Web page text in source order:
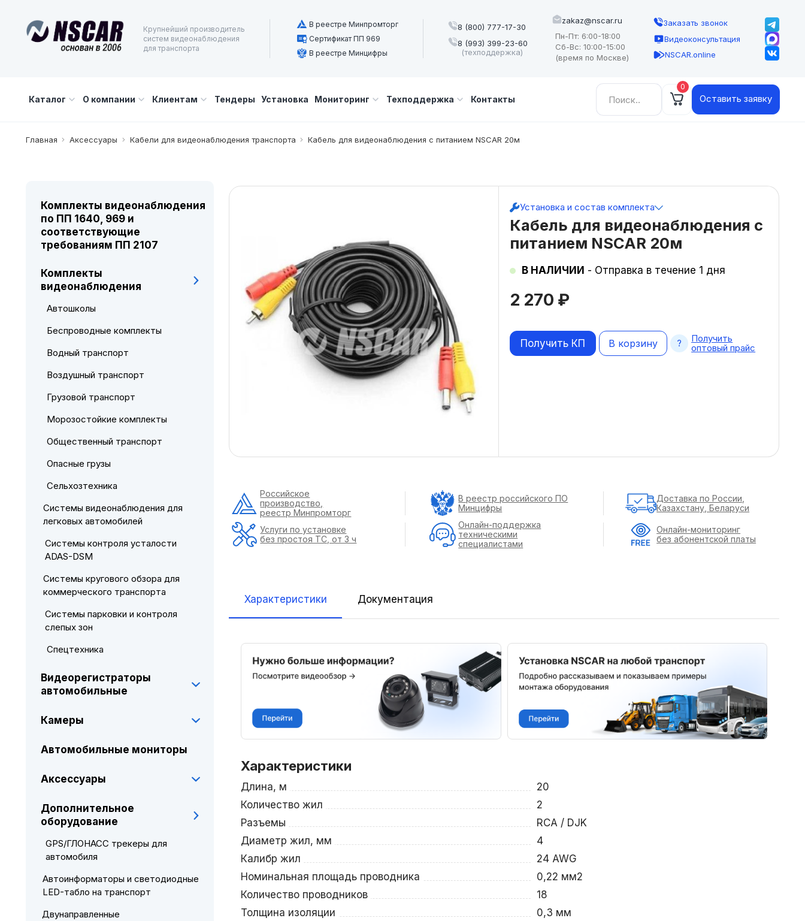
Крупнейший производитель
систем видеонаблюдения
для транспорта
В реестре Минпромторг
Сертификат ПП 969
В реестре Минцифры
8 (800) 777-17-30
8 (993) 399-23-60
(техподдержка)
zakaz@nscar.ru
Пн-Пт: 6:00-18:00
Сб-Вс: 10:00-15:00
(время по Москве)
Заказать звонок
Видеоконсультация
NSCAR.online
Каталог О компании Клиентам Тендеры Установка Мониторинг Техподдержка Контакты
Найти: 0
Оставить заявку
Главная Аксессуары Кабели для видеонаблюдения транспорта Кабель для видеонаблюдения с питанием NSCAR 20м
Кабель для видеонаблюдения с
питанием NSCAR 20м
2 270 ₽
В НАЛИЧИИ - Отправка в течение 1 дня
Установка и состав комплекта
В корзину
Получить КП
Получить
оптовый прайс
Характеристики Документация
Характеристики
Длина, м
20
Количество жил
2
Разъемы
RCA / DJK
Диаметр жил, мм
4
Калибр жил
24 AWG
Номинальная площадь проводника
0,22 мм2
Количество проводников
18
Толщина изоляции
0,3 мм
Российское
производство,
реестр Минпромторг
В реестр российского ПО
Минцифры
Доставка по России,
Казахстану, Беларуси
Услуги по установке
без простоя ТС, от 3 ч
Онлайн-поддержка
техническими
специалистами
Онлайн-мониторинг
без абонентской платы
Комплекты видеонаблюдения
по ПП 1640, 969 и
соответствующие
требованиям ПП 2107
Комплекты
видеонаблюдения
Автошколы
Беспроводные комплекты
Водный транспорт
Воздушный транспорт
Грузовой транспорт
Морозостойкие комплекты
Общественный транспорт
Опасные грузы
Сельхозтехника
Системы видеонаблюдения для
легковых автомобилей
Системы контроля усталости
ADAS-DSM
Системы кругового обзора для
коммерческого транспорта
Системы парковки и контроля
слепых зон
Спецтехника
Видеорегистраторы
автомобильные
Камеры
Автомобильные мониторы
Аксессуары
Дополнительное
оборудование
GPS/ГЛОНАСС трекеры для
автомобиля
Автоинформаторы и светодиодные
LED-табло на транспорт
Двунаправленные